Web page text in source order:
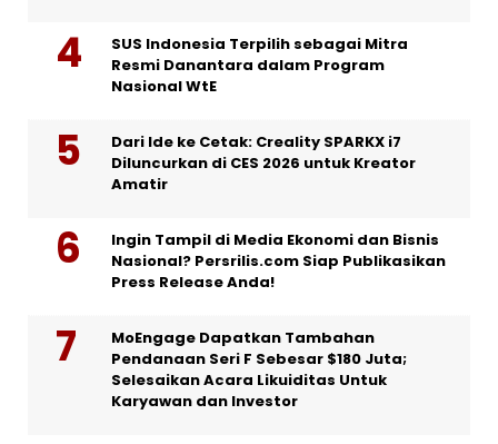
SUS Indonesia Terpilih sebagai Mitra
Resmi Danantara dalam Program
Nasional WtE
Dari Ide ke Cetak: Creality SPARKX i7
Diluncurkan di CES 2026 untuk Kreator
Amatir
Ingin Tampil di Media Ekonomi dan Bisnis
Nasional? Persrilis.com Siap Publikasikan
Press Release Anda!
MoEngage Dapatkan Tambahan
Pendanaan Seri F Sebesar $180 Juta;
Selesaikan Acara Likuiditas Untuk
Karyawan dan Investor